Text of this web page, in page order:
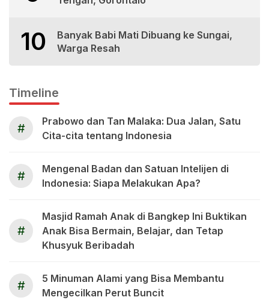
10
Banyak Babi Mati Dibuang ke Sungai,
Warga Resah
Timeline
#
Prabowo dan Tan Malaka: Dua Jalan, Satu
Cita-cita tentang Indonesia
#
Mengenal Badan dan Satuan Intelijen di
Indonesia: Siapa Melakukan Apa?
#
Masjid Ramah Anak di Bangkep Ini Buktikan
Anak Bisa Bermain, Belajar, dan Tetap
Khusyuk Beribadah
#
5 Minuman Alami yang Bisa Membantu
Mengecilkan Perut Buncit